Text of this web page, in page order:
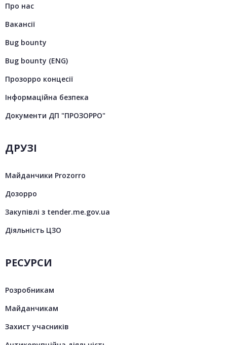
Про нас
Вакансії
Bug bounty
Bug bounty (ENG)
Прозорро концесії
Інформаційна безпека
Документи ДП "ПРОЗОРРО"
ДРУЗІ
Майданчики Prozorro
Дозорро
Закупівлі з tender.me.gov.ua
Діяльність ЦЗО
РЕСУРСИ
Розробникам
Майданчикам
Захист учасників